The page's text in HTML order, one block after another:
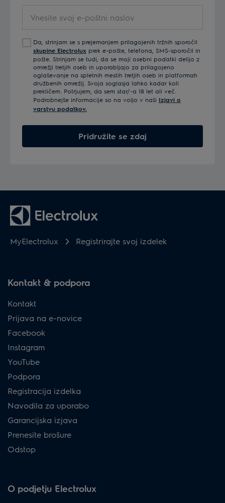
Da, strinjam se s prejemanjem prilagojenih tržnih sporočil
skupine Electrolux prek e-pošte, telefona, SMS-sporočil in
pošte. Strinjam se tudi, da se moji osebni podatki delijo z
omrežji tretjih oseb in uporabljajo za prilagojeno
oglaševanje na spletnih mestih tretjih oseb in platformah
družbenih omrežij. Svoja soglasja lahko kadar koli
prekličem. Potrjujem, da sem star/-a 18 let ali več.
Podrobnejše informacije so na voljo v naši Izjavi o
varstvu podatkov.
Pridružite se zdaj
MyElectrolux Registrirajte svoj izdelek
Kontakt & podpora
Kontakt
Prijava na e-novice
Facebook
Instagram
YouTube
Podpora
Registracija izdelka
Navodila za uporabo
Garancijska izjava
Prenesite brošure
Odstop
O podjetju Electrolux